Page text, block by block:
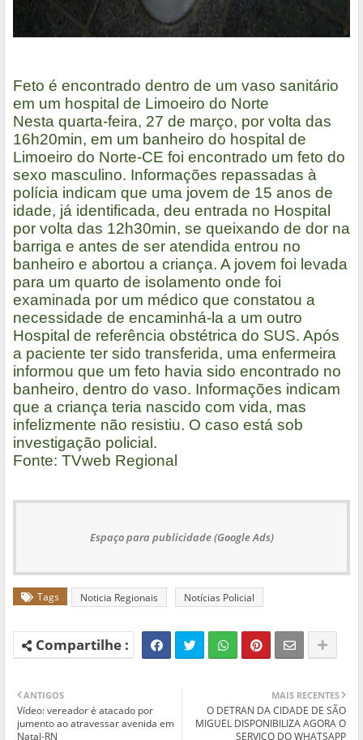
Feto é encontrado dentro de um vaso sanitário
em um hospital de Limoeiro do Norte
Nesta quarta-feira, 27 de março, por volta das
16h20min, em um banheiro do hospital de
Limoeiro do Norte-CE foi encontrado um feto do
sexo masculino. Informações repassadas à
polícia indicam que uma jovem de 15 anos de
idade, já identificada, deu entrada no Hospital
por volta das 12h30min, se queixando de dor na
barriga e antes de ser atendida entrou no
banheiro e abortou a criança. A jovem foi levada
para um quarto de isolamento onde foi
examinada por um médico que constatou a
necessidade de encaminhá-la a um outro
Hospital de referência obstétrica do SUS. Após
a paciente ter sido transferida, uma enfermeira
informou que um feto havia sido encontrado no
banheiro, dentro do vaso. Informações indicam
que a criança teria nascido com vida, mas
infelizmente não resistiu. O caso está sob
investigação policial.
Fonte: TVweb Regional
Espaço para publicidade (Google Ads)
Tags Noticia Regionais Notícias Policial
MAIS RECENTES
O DETRAN DA CIDADE DE SÃO
MIGUEL DISPONIBILIZA AGORA O
SERVIÇO DO WHATSAPP
ANTIGOS
Vídeo: vereador é atacado por
jumento ao atravessar avenida em
Natal-RN